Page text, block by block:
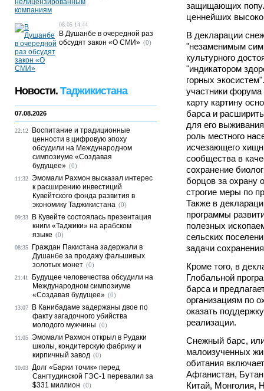
защищающих
ценнейших
В декларации
"незаменимым
культурного
"индикатором
горных
участники
карту картину
барса и
для его
роль местного
исчезающего
сообщества в
сохранение
борцов за охрану
строгие меры по
Также в
программы
полезных
сельских
задачи
Кроме того, в
Глобальной
барса и
организациям по
оказать
реализации.
Снежный барс,
малоизученных
обитания
Афганистан,
Китай, Монголия,
08.05 14:44
В Душанбе в очередной раз
обсудят закон «О СМИ» (0)
Новости. Таджикистана
07.08.2026
22:12
Воспитание и традиционные
ценности в цифровую эпоху
обсудили на Международном
симпозиуме «Создавая
будущее» (0)
11:32 Эмомали Рахмон высказал интерес
к расширению инвестиций
Кувейтского фонда развития в
экономику Таджикистана (0)
09:33
В Кувейте состоялась презентация
книги «Таджики» на арабском
языке (0)
08:35
Граждан Пакистана задержали в
Душанбе за продажу фальшивых
золотых монет (0)
21:41
Будущее человечества обсудили на
Международном симпозиуме
«Создавая будущее» (0)
13:07
В Канибадаме задержаны двое по
факту загадочного убийства
молодого мужчины (0)
11:05 Эмомали Рахмон открыл в Рудаки
школы, кондитерскую фабрику и
кирпичный завод (0)
10:03 Долг «Барки точик» перед
Сангтудинской ГЭС-1 перевалил за
$331 миллион (0)